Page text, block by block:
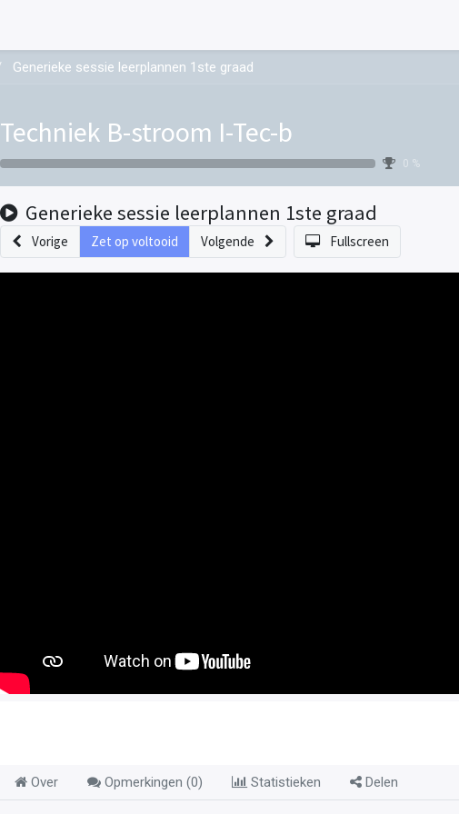
Generieke sessie leerplannen 1ste graad
Techniek B-stroom I-Tec-b
0 %
Generieke sessie leerplannen 1ste graad
Vorige Zet op voltooid Volgende Fullscreen
Over Opmerkingen (0) Statistieken Delen